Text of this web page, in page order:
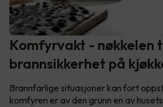
Komfyrvakt - nøkkelen
brannsikkerhet på
Brannfarlige situasjoner kan fort
komfyren er av den grunn en av